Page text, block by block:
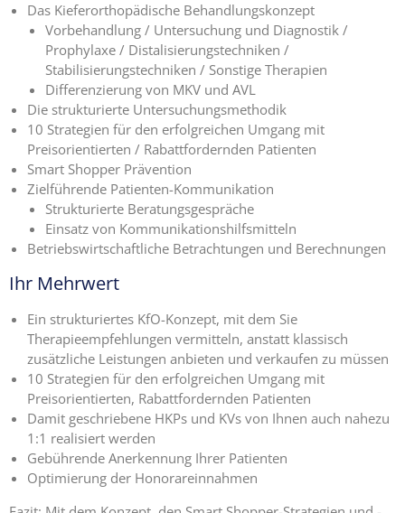
Das Kieferorthopädische Behandlungskonzept
Vorbehandlung / Untersuchung und Diagnostik /
Prophylaxe / Distalisierungstechniken /
Stabilisierungstechniken / Sonstige Therapien
Differenzierung von MKV und AVL
Die strukturierte Untersuchungsmethodik
10 Strategien für den erfolgreichen Umgang mit
Preisorientierten / Rabattfordernden Patienten
Smart Shopper Prävention
Zielführende Patienten-Kommunikation
Strukturierte Beratungsgespräche
Einsatz von Kommunikationshilfsmitteln
Betriebswirtschaftliche Betrachtungen und Berechnungen
Ihr Mehrwert
Ein strukturiertes KfO-Konzept, mit dem Sie
Therapieempfehlungen vermitteln, anstatt klassisch
zusätzliche Leistungen anbieten und verkaufen zu müssen
10 Strategien für den erfolgreichen Umgang mit
Preisorientierten, Rabattfordernden Patienten
Damit geschriebene HKPs und KVs von Ihnen auch nahezu
1:1 realisiert werden
Gebührende Anerkennung Ihrer Patienten
Optimierung der Honorareinnahmen